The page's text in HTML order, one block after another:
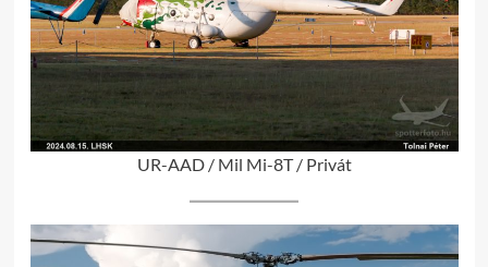
UR-AAD / Mil Mi-8T / Privát